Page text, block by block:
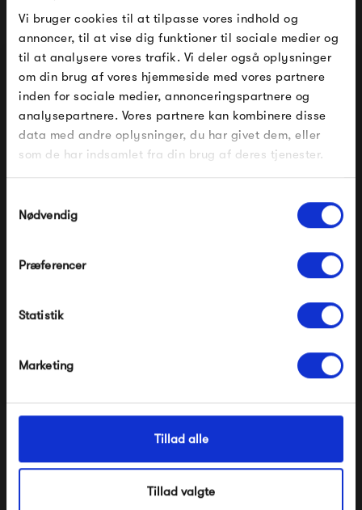
Vi bruger cookies til at tilpasse vores indhold og
annoncer, til at vise dig funktioner til sociale medier og
til at analysere vores trafik. Vi deler også oplysninger
om din brug af vores hjemmeside med vores partnere
inden for sociale medier, annonceringspartnere og
analysepartnere. Vores partnere kan kombinere disse
data med andre oplysninger, du har givet dem, eller
som de har indsamlet fra din brug af deres tjenester.
Nødvendig
Præferencer
Statistik
Marketing
Tillad alle
Tillad valgte
Fermob handler om kreativitet, design, teknik, håndværk
og ikke mindst farver. Deres katalog kommer i en
farvepalet på mere end 20 farver, i alt fra neutrale til
farvestrålende farver med masser af liv. Designet i de
mange møbelserier er originalt og spænder mindst ligeså
bredt som farveudvalget - der er bestemt noget til enhver
Produkter fra samme kategori
FÅ 10% PÅ DIN NÆSTE ORDRE
Indtast din e-mail, så sender vi rabatkoden til dig på
mail. Minimumsbeløb er 499 kr. for at indløse
rabatten.
Gælder ikke på produkter fra Fermob, File Under
*Ved at tilmelde dig accepterer du at modtage e-